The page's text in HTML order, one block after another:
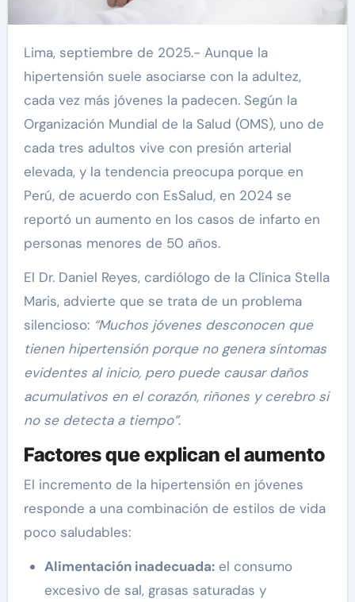
Lima, septiembre de 2025.- Aunque la
hipertensión suele asociarse con la adultez,
cada vez más jóvenes la padecen. Según la
Organización Mundial de la Salud (OMS), uno de
cada tres adultos vive con presión arterial
elevada, y la tendencia preocupa porque en
Perú, de acuerdo con EsSalud, en 2024 se
reportó un aumento en los casos de infarto en
personas menores de 50 años.
El Dr. Daniel Reyes, cardiólogo de la Clínica Stella
Maris, advierte que se trata de un problema
silencioso: “Muchos jóvenes desconocen que
tienen hipertensión porque no genera síntomas
evidentes al inicio, pero puede causar daños
acumulativos en el corazón, riñones y cerebro si
no se detecta a tiempo”.
Factores que explican el aumento
El incremento de la hipertensión en jóvenes
responde a una combinación de estilos de vida
poco saludables:
Alimentación inadecuada:el consumo
excesivo de sal, grasas saturadas y